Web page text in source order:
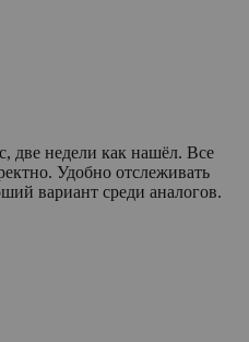
две недели как нашёл. Все
Удобно отслеживать
вариант среди аналогов.